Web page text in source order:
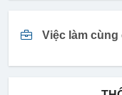
Việc làm cùng